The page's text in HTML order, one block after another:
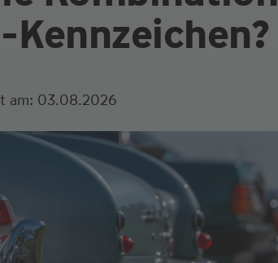
am: 03.08.2026